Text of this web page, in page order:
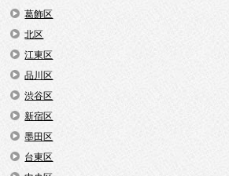
葛飾区
北区
江東区
品川区
渋谷区
新宿区
墨田区
台東区